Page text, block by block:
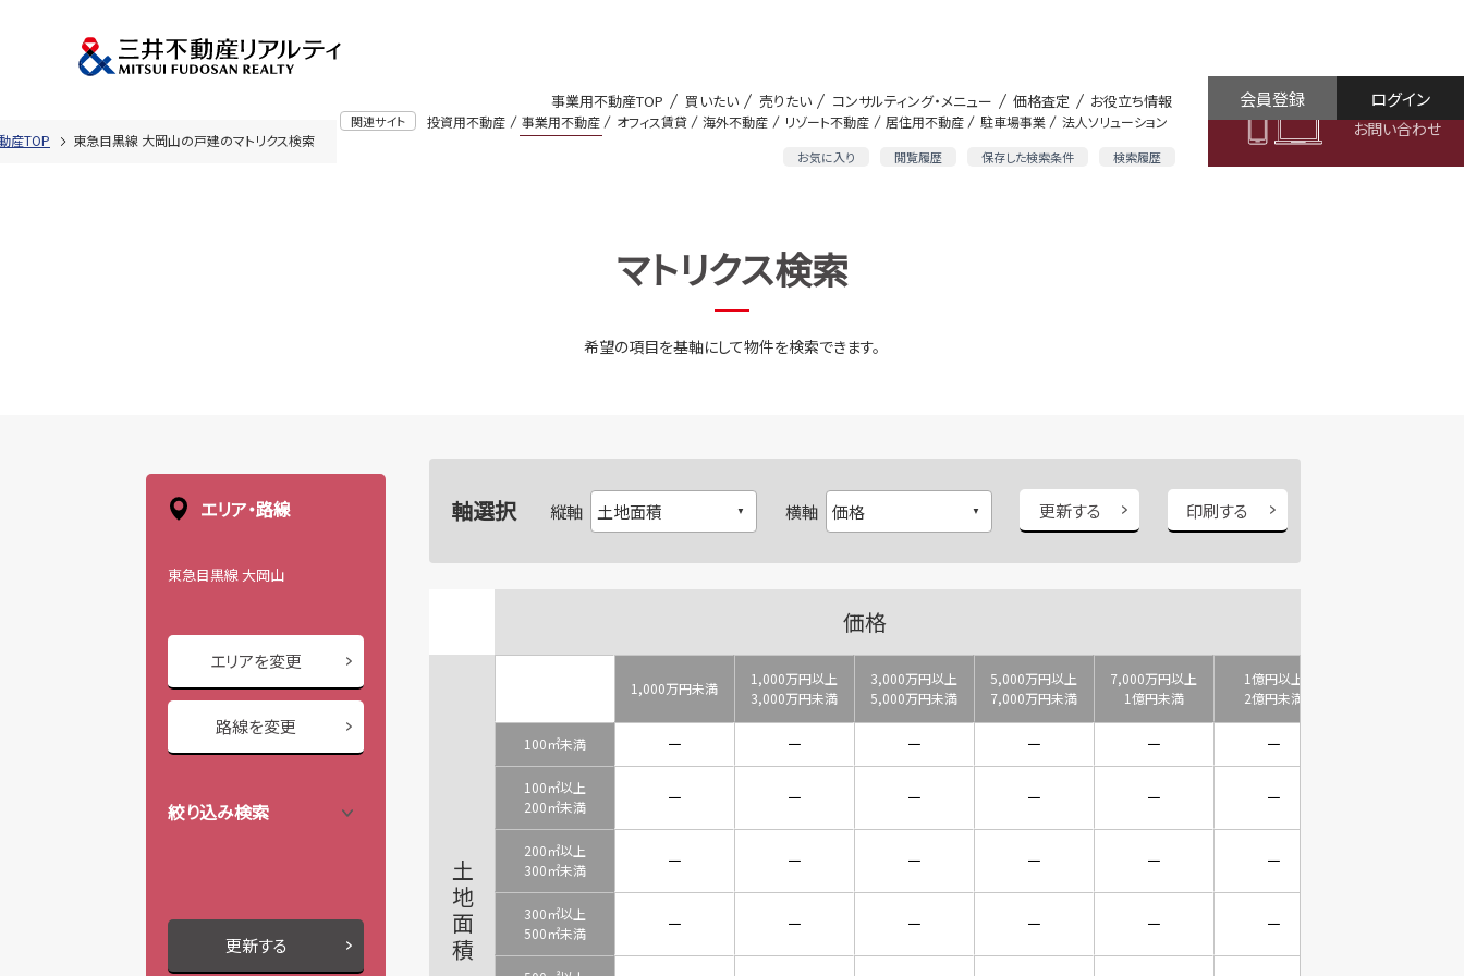
関連サイト 投資用不動産 事業用不動産 オフィス賃貸 海外不動産 リゾート不動産 居住用不動産 駐車場事業 法人ソリューション
お気に入り 閲覧履歴 保存した検索条件 検索履歴
事業用不動産TOP 買いたい 売りたい コンサルティング・メニュー 価格査定 お役立ち情報
お問い合わせ
ログイン
会員登録
産TOP 東急目黒線 大岡山の戸建のマトリクス検索
マトリクス検索
希望の項目を基軸にして物件を検索できます。
エリア・路線
東急目黒線 大岡山
エリアを変更
路線を変更
絞り込み検索
更新する
軸選択 縦軸 横軸 更新する 印刷する
価格
土地面積
1,000万円未満
1,000万円以上
3,000万円未満
3,000万円以上
5,000万円未満
5,000万円以上
7,000万円未満
7,000万円以上
1億円未満
1億円以上
2億円未満
100㎡未満 － － － － － －
100㎡以上
200㎡未満
－ － － － － －
200㎡以上
300㎡未満
－ － － － － －
300㎡以上
500㎡未満
－ － － － － －